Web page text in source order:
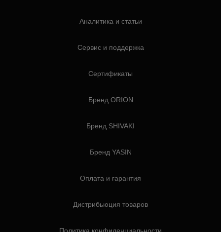
Аналитика и статьи
Сервис и поддержка
Сертификаты
Бренд ORION
Бренд SHIVAKI
Бренд YASIN
Оплата и гарантия
Дистрибьюция товаров